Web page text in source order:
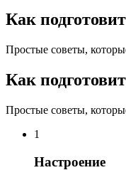
Как
Простые советы,
Как
Простые советы,
1
Настроение